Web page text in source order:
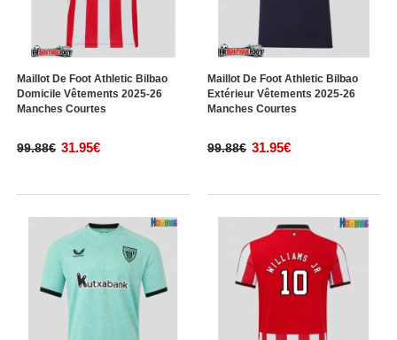
Maillot De Foot Athletic Bilbao
Domicile Vêtements 2025-26
Manches Courtes
99.88€ 31.95€
Maillot De Foot Athletic Bilbao
Extérieur Vêtements 2025-26
Manches Courtes
99.88€ 31.95€